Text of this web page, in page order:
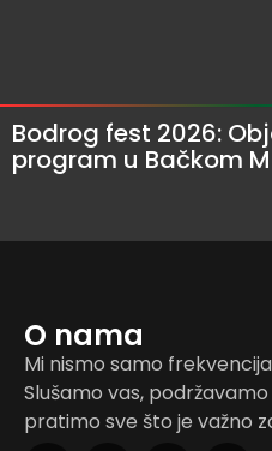
Bodrog fest 2026:
program u Bačkom
O nama
Mi nismo samo
Slušamo vas,
pratimo sve što je važno